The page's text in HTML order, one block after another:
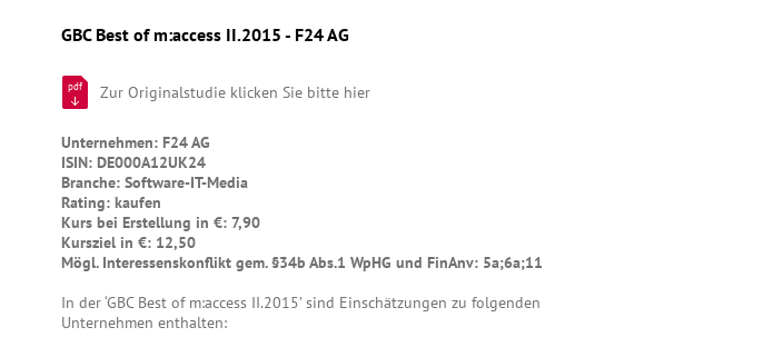
GBC Best of m:access II.2015 - F24 AG
pdf Zur Originalstudie klicken Sie bitte hier
Unternehmen: F24 AG
ISIN: DE000A12UK24
Branche: Software-IT-Media
Rating: kaufen
Kurs bei Erstellung in €: 7,90
Kursziel in €: 12,50
Mögl. Interessenskonflikt gem. §34b Abs.1 WpHG und FinAnv: 5a;6a;11
In der ‘GBC Best of m:access II.2015’ sind Einschätzungen zu folgenden
Unternehmen enthalten: